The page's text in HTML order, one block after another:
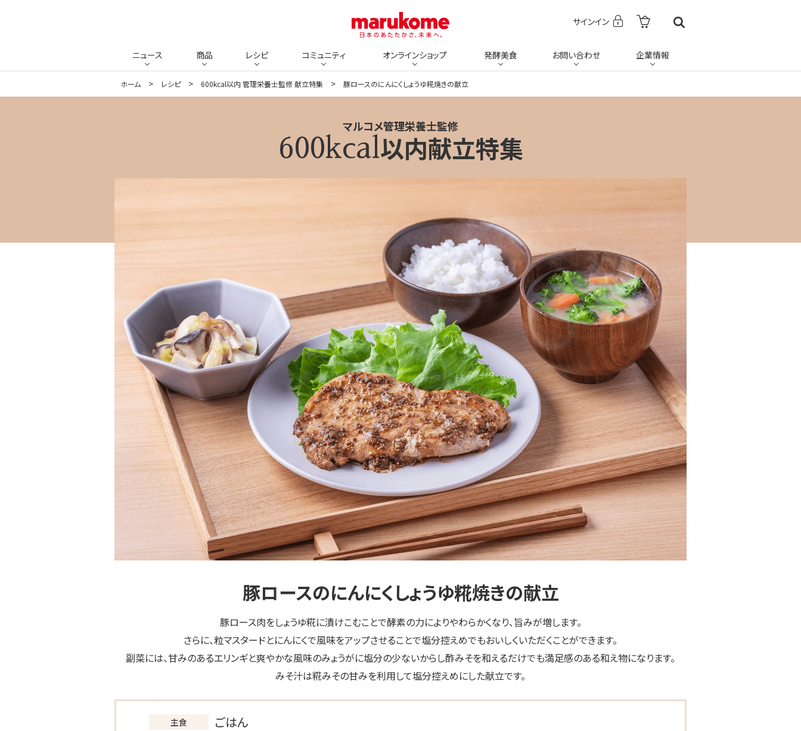
サインイン
ニュース 商品 レシピ コミュニティ オンラインショップ 発酵美食 お問い合わせ 企業情報
ホーム レシピ 600kcal以内 管理栄養士監修 献立特集 豚ロースのにんにくしょうゆ糀焼きの献立
マルコメ管理栄養士監修
600kcal以内献立特集
豚ロースのにんにくしょうゆ糀焼きの献立
豚ロース肉をしょうゆ糀に漬けこむことで酵素の力によりやわらかくなり、旨みが増します。
さらに、粒マスタードとにんにくで風味をアップさせることで塩分控えめでもおいしくいただくことができます。
副菜には、甘みのあるエリンギと爽やかな風味のみょうがに塩分の少ないからし酢みそを和えるだけでも満足感のある和え物になります。
みそ汁は糀みその甘みを利用して塩分控えめにした献立です。
主食 ごはん